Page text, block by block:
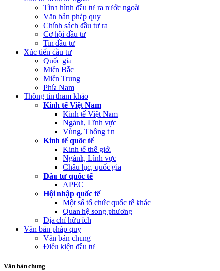
Tình hình đầu tư ra nước ngoài
Văn bản pháp quy
Chính sách đầu tư ra
Cơ hội đầu tư
Tin đầu tư
Xúc tiến đầu tư
Quốc gia
Miền Bắc
Miền Trung
Phía Nam
Thông tin tham khảo
Kinh tế Việt Nam
Kinh tế Việt Nam
Ngành, Lĩnh vực
Vùng, Thông tin
Kinh tế quốc tế
Kinh tế thế giới
Ngành, Lĩnh vực
Châu lục, quốc gia
Đầu tư quốc tế
APEC
Hội nhập quốc tế
Một số tổ chức quốc tế khác
Quan hệ song phương
Địa chỉ hữu ích
Văn bản pháp quy
Văn bản chung
Điều kiện đầu tư
Văn bản chung